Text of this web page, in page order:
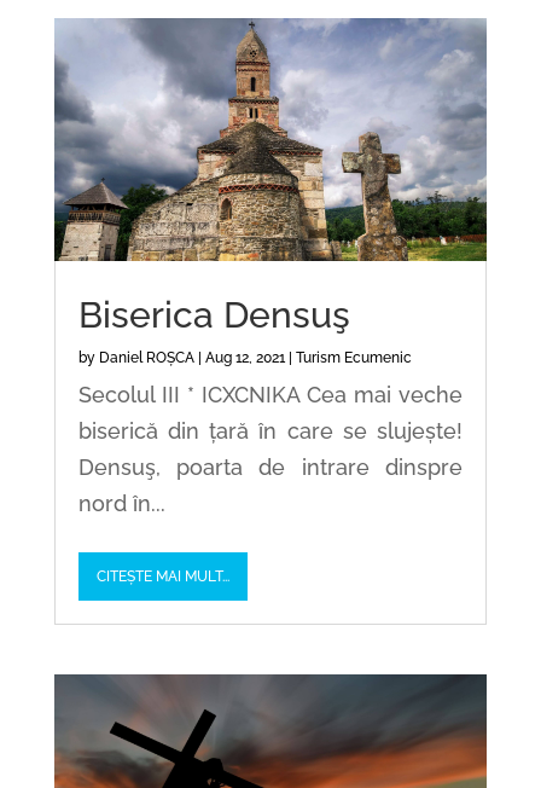
Biserica Densuş
by Daniel ROȘCA| Aug 12, 2021| Turism Ecumenic
Secolul III * ICXCNIKA Cea mai veche
biserică din țară în care se slujește!
Densuş, poarta de intrare dinspre
nord în...
CITEȘTE MAI MULT...